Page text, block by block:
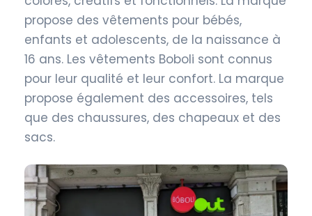
propose des vêtements pour bébés,
enfants et adolescents, de la naissance à
16 ans. Les vêtements Boboli sont connus
pour leur qualité et leur confort. La marque
propose également des accessoires, tels
que des chaussures, des chapeaux et des
sacs.